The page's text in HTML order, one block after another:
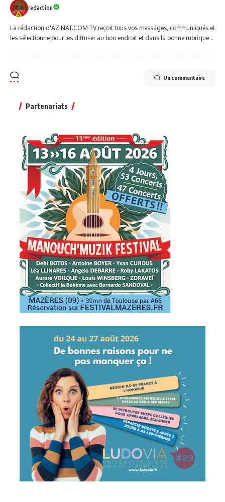
redaction
La rédaction d'AZINAT.COM TV reçoit tous vos messages, communiqués et
les sélectionne pour les diffuser au bon endroit et dans la bonne rubrique ..
Un commentaire
Partenariats